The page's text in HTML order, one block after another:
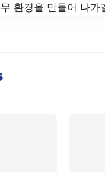
무 환경을 만들어 나가